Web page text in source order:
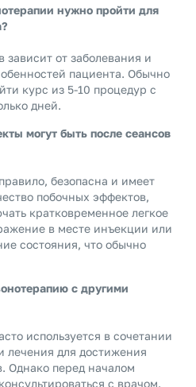
нужно пройти для
зависит от заболевания и
пациента. Обычно
курс из 5-10 процедур с
дней.
могут быть после сеансов
безопасна и имеет
побочных эффектов,
кратковременное легкое
в месте инъекции или
состояния, что обычно
с другими
используется в сочетании
лечения для достижения
Однако перед началом
с врачом.